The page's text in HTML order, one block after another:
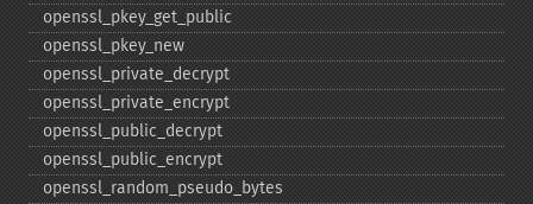
openssl_​pkey_​get_​public
openssl_​pkey_​new
openssl_​private_​decrypt
openssl_​private_​encrypt
openssl_​public_​decrypt
openssl_​public_​encrypt
openssl_​random_​pseudo_​bytes